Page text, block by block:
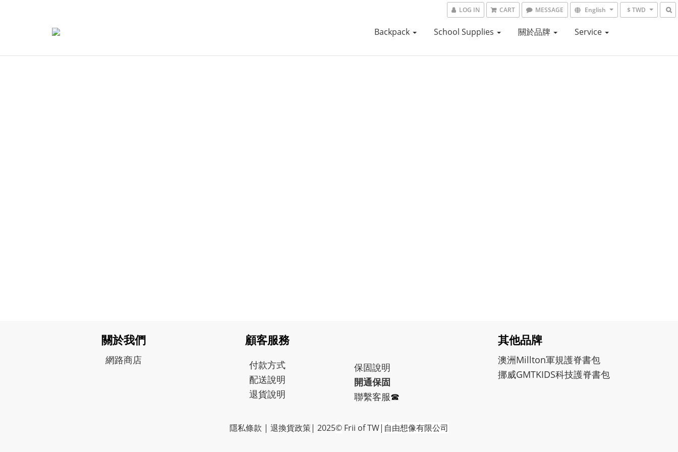
LOG IN CART MESSAGE English $ TWD
Backpack School Supplies 關於品牌 Service
關於我們
網路商店
顧客服務
付款方式
配送說明
退貨說明
保固說明
開通保固
聯繫客服☎︎
其他品牌
澳洲Millton軍規護脊書包
挪威GMTKIDS科技護脊書包
隱私條款 | 退換貨政策| 2025© Frii of TW|自由想像有限公司